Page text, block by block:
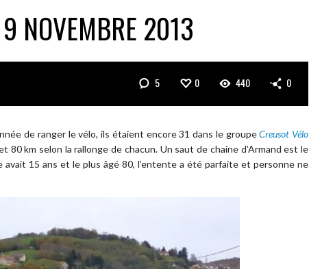
NOVEMBRE 2013
5 0 440 0
de ranger le vélo, ils étaient encore 31 dans le groupeCreusot Vélo
km selon la rallonge de chacun. Un saut de chaine d’Armand est le
avait 15 ans et le plus âgé 80, l’entente a été parfaite et personne ne